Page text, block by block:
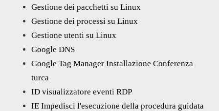
Gestione dei pacchetti su Linux
Gestione dei processi su Linux
Gestione utenti su Linux
Google DNS
Google Tag Manager Installazione Conferenza
turca
ID visualizzatore eventi RDP
IE Impedisci l'esecuzione della procedura guidata